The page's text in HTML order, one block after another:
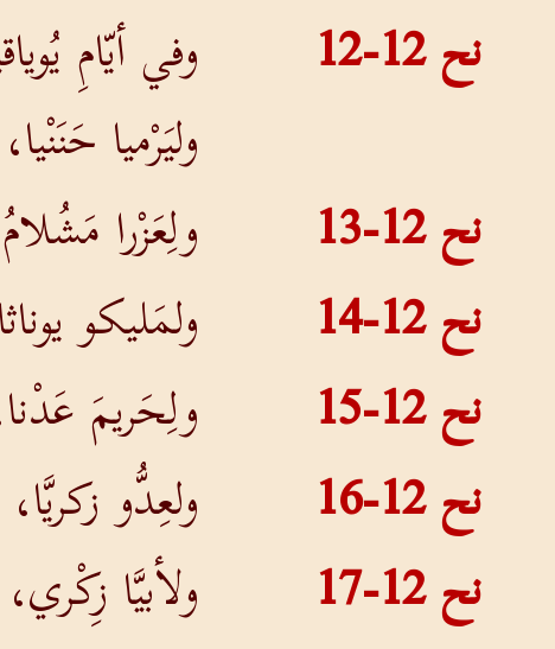
نح 12-12
وفي أيّامِ
وليَرْميا حَنَنْيا،
نح 12-13
ولِعَزْرا
نح 12-14
ولمَليكو
نح 12-15
ولِحَريمَ
نح 12-16
ولعِدُّو
نح 12-17
ولأبيَّا